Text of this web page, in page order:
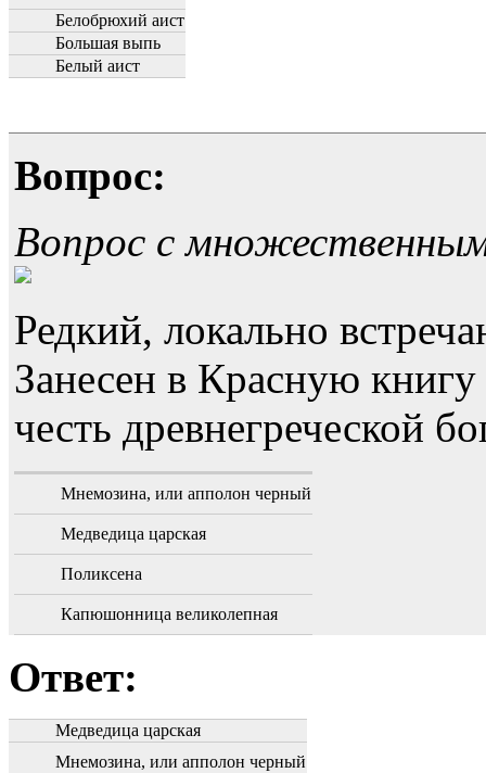
Белобрюхий аист
Большая выпь
Белый аист
Вопрос:
Вопрос с
Редкий, локально
Занесен в Красную книгу
честь древнегреческой
Мнемозина, или апполон черный
Медведица царская
Поликсена
Капюшонница великолепная
Ответ:
Медведица царская
Мнемозина, или апполон черный